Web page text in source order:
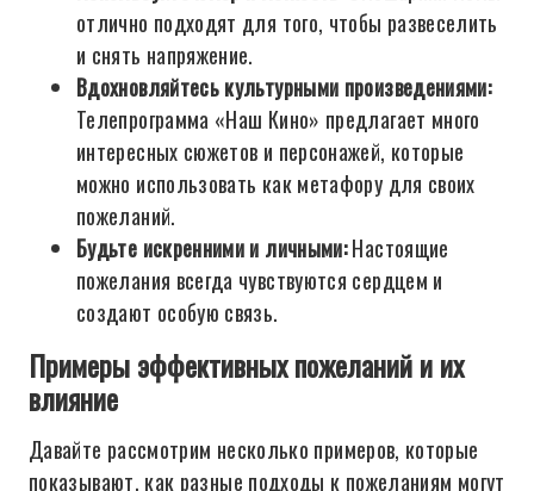
отлично подходят для того, чтобы развеселить
и снять напряжение.
Вдохновляйтесь культурными произведениями:
Телепрограмма «Наш Кино» предлагает много
интересных сюжетов и персонажей, которые
можно использовать как метафору для своих
пожеланий.
Будьте искренними и личными:Настоящие
пожелания всегда чувствуются сердцем и
создают особую связь.
Примеры эффективных пожеланий и их
влияние
Давайте рассмотрим несколько примеров, которые
показывают, как разные подходы к пожеланиям могут